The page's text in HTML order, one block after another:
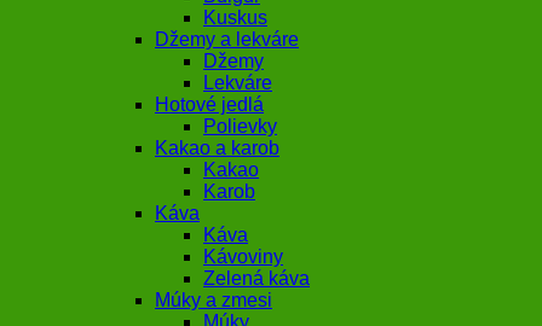
Kuskus
Džemy a lekváre
Džemy
Lekváre
Hotové jedlá
Polievky
Kakao a karob
Kakao
Karob
Káva
Káva
Kávoviny
Zelená káva
Múky a zmesi
Múky